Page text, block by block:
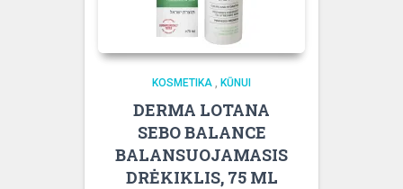
KOSMETIKA , KŪNUI
DERMA LOTANA
SEBO BALANCE
BALANSUOJAMASIS
DRĖKIKLIS, 75 ML